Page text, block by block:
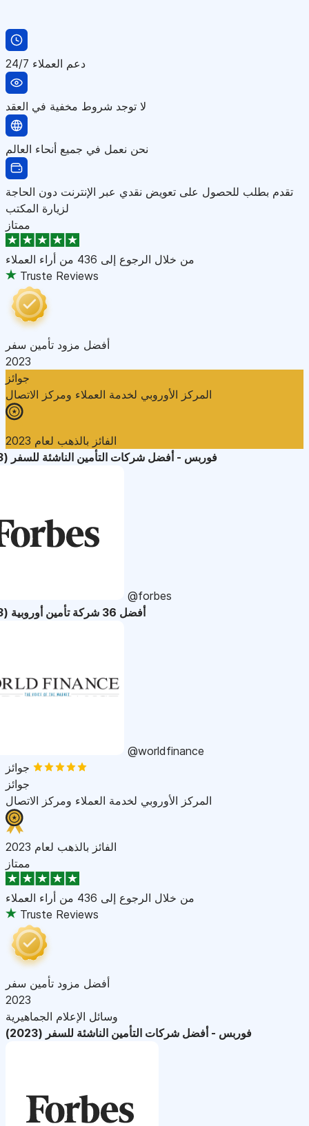
دعم العملاء 24/7
لا توجد شروط مخفية في العقد
نحن نعمل في جميع أنحاء العالم
تقدم بطلب للحصول على تعويض نقدي عبر الإنترنت دون الحاجة
لزيارة المكتب
ممتاز
من خلال الرجوع إلى 436 من أراء العملاء
Truste Reviews
أفضل مزود تأمين سفر
2023
جوائز
المركز الأوروبي لخدمة العملاء ومركز الاتصال
الفائز بالذهب لعام 2023
فوربس - أفضل شركات التأمين الناشئة للسفر (2023)
@forbes
أفضل 36 شركة تأمين أوروبية (2023)
@worldfinance
جوائز
المركز الأوروبي لخدمة العملاء ومركز الاتصال
الفائز بالذهب لعام 2023
ممتاز
من خلال الرجوع إلى 436 من أراء العملاء
Truste Reviews
أفضل مزود تأمين سفر
2023
وسائل الإعلام الجماهيرية
فوربس - أفضل شركات التأمين الناشئة للسفر (2023)